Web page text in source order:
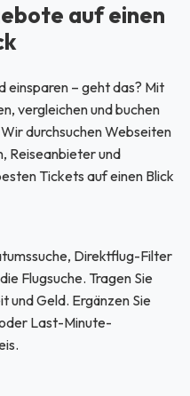
auf einen
einsparen – geht das? Mit
vergleichen und buchen
durchsuchen Webseiten
Reiseanbieter und
Tickets auf einen Blick
Direktflug-Filter
Flugsuche. Tragen Sie
und Geld. Ergänzen Sie
Last-Minute-